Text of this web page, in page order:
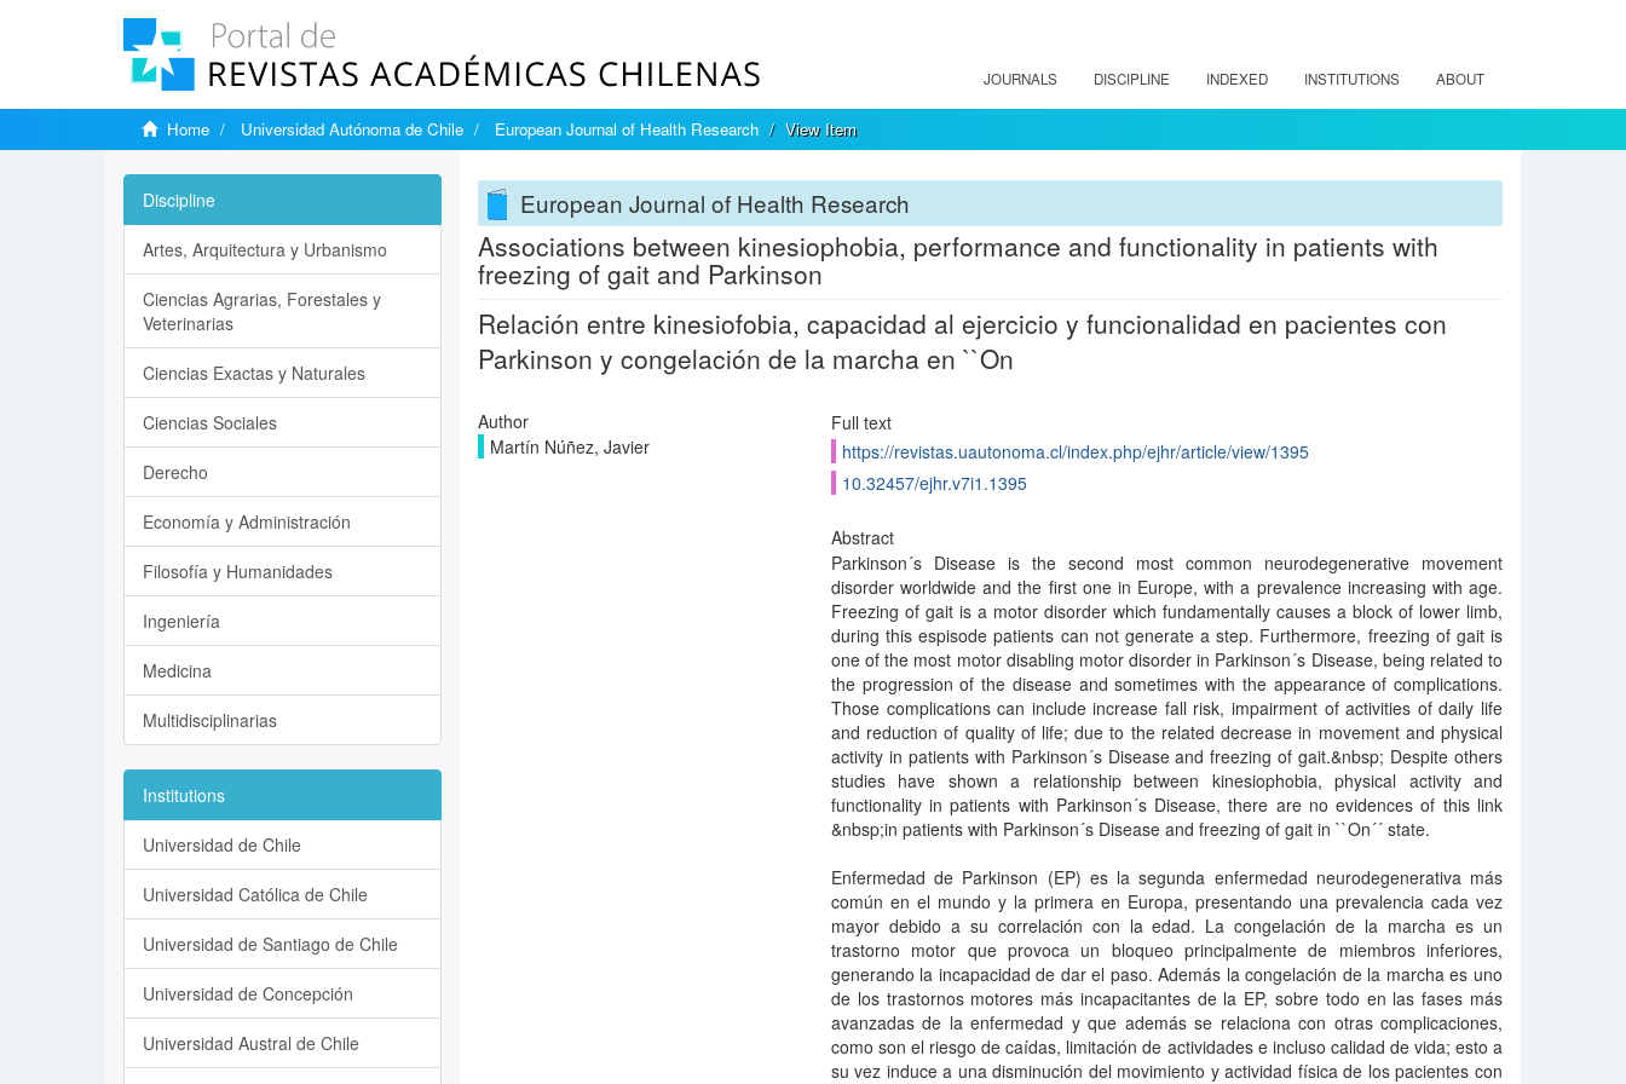
JOURNALS DISCIPLINE INDEXED INSTITUTIONS ABOUT
Home Universidad Autónoma de Chile European Journal of Health Research View Item
European Journal of Health Research
Associations between kinesiophobia, performance and functionality in patients with
freezing of gait and Parkinson
Relación entre kinesiofobia, capacidad al ejercicio y funcionalidad en pacientes con
Parkinson y congelación de la marcha en ``On
Author
Martín Núñez, Javier
Full text
https://revistas.uautonoma.cl/index.php/ejhr/article/view/1395
10.32457/ejhr.v7i1.1395
Abstract
Parkinson´s Disease is the second most common neurodegenerative movement
disorder worldwide and the first one in Europe, with a prevalence increasing with age.
Freezing of gait is a motor disorder which fundamentally causes a block of lower limb,
during this espisode patients can not generate a step. Furthermore, freezing of gait is
one of the most motor disabling motor disorder in Parkinson´s Disease, being related to
the progression of the disease and sometimes with the appearance of complications.
Those complications can include increase fall risk, impairment of activities of daily life
and reduction of quality of life; due to the related decrease in movement and physical
activity in patients with Parkinson´s Disease and freezing of gait.&nbsp; Despite others
studies have shown a relationship between kinesiophobia, physical activity and
functionality in patients with Parkinson´s Disease, there are no evidences of this link
&nbsp;in patients with Parkinson´s Disease and freezing of gait in ``On´´ state.
Enfermedad de Parkinson (EP) es la segunda enfermedad neurodegenerativa más
común en el mundo y la primera en Europa, presentando una prevalencia cada vez
mayor debido a su correlación con la edad. La congelación de la marcha es un
trastorno motor que provoca un bloqueo principalmente de miembros inferiores,
generando la incapacidad de dar el paso. Además la congelación de la marcha es uno
de los trastornos motores más incapacitantes de la EP, sobre todo en las fases más
avanzadas de la enfermedad y que además se relaciona con otras complicaciones,
como son el riesgo de caídas, limitación de actividades e incluso calidad de vida; esto a
su vez induce a una disminución del movimiento y actividad física de los pacientes con
Discipline
Artes, Arquitectura y Urbanismo
Ciencias Agrarias, Forestales y
Veterinarias
Ciencias Exactas y Naturales
Ciencias Sociales
Derecho
Economía y Administración
Filosofía y Humanidades
Ingeniería
Medicina
Multidisciplinarias
Institutions
Universidad de Chile
Universidad Católica de Chile
Universidad de Santiago de Chile
Universidad de Concepción
Universidad Austral de Chile